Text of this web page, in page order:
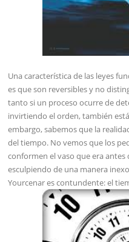
Una característica de las leyes
es que son reversibles y no
tanto si un proceso ocurre de
invirtiendo el orden, también
embargo, sabemos que la
del tiempo. No vemos que los
conformen el vaso que era
esculpiendo de una manera
Yourcenar es contundente: el